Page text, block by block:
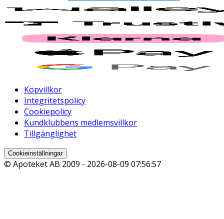
Köpvillkor
Integritetspolicy
Cookiepolicy
Kundklubbens medlemsvillkor
Tillgänglighet
Cookieinställningar
© Apoteket AB 2009 - 2026-08-09 07:56:57